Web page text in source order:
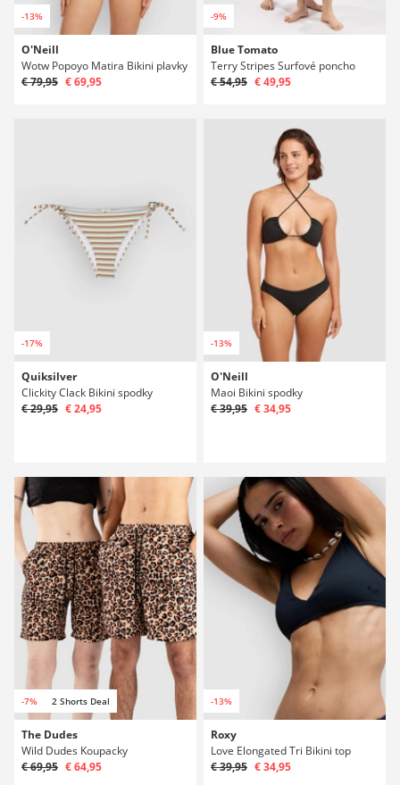
-13%
O'Neill
Wotw Popoyo Matira Bikini plavky
€ 79,95 € 69,95
-9%
Blue Tomato
Terry Stripes Surfové poncho
€ 54,95 € 49,95
-17%
Quiksilver
Clickity Clack Bikini spodky
€ 29,95 € 24,95
-13%
O'Neill
Maoi Bikini spodky
€ 39,95 € 34,95
-7% 2 Shorts Deal
The Dudes
Wild Dudes Koupacky
€ 69,95 € 64,95
-13%
Roxy
Love Elongated Tri Bikini top
€ 39,95 € 34,95